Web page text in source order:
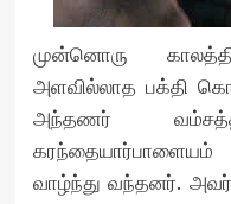
முன்னொரு
அளவில்லாத பக்தி
அந்தணர்
கரந்தையார்பாளையம்
வாழ்ந்து வந்தனர்.